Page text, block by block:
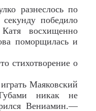
разнеслось по
победило
восхищенно
поморщилась и
стихотворение о
Маяковский
никак не
Вениамин.—